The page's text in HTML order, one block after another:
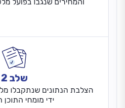
שלב 2
הצלבת הנתונים שנתקבלו
ידי מומחי התוכן